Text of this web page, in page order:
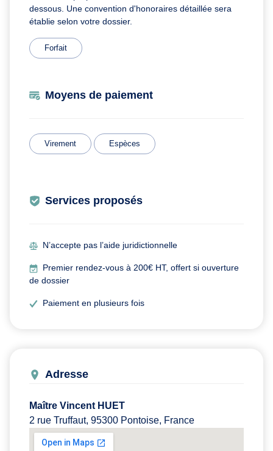
dessous. Une convention d'honoraires détaillée sera
établie selon votre dossier.
Forfait
Moyens de paiement
Virement Espèces
Services proposés
N’accepte pas l’aide juridictionnelle
Premier rendez-vous à 200€ HT, offert si ouverture
de dossier
Paiement en plusieurs fois
Adresse
Maître Vincent HUET
2 rue Truffaut, 95300 Pontoise, France